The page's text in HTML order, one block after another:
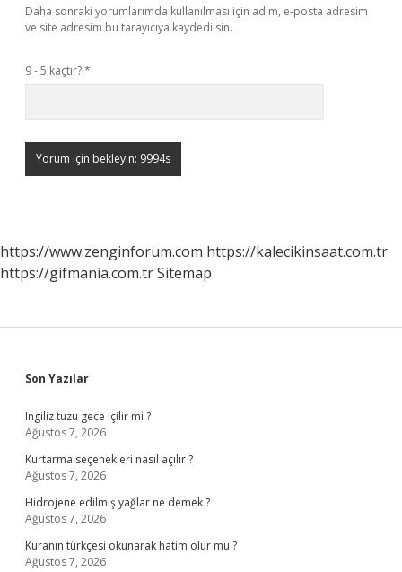
Daha sonraki yorumlarımda kullanılması için adım, e-posta adresim
ve site adresim bu tarayıcıya kaydedilsin.
9 - 5 kaçtır?*
https://www.zenginforum.com https://kalecikinsaat.com.tr
https://gifmania.com.trSitemap
Sidebar
Son Yazılar
Ingiliz tuzu gece içilir mi ?
Ağustos 7, 2026
Kurtarma seçenekleri nasıl açılır ?
Ağustos 7, 2026
Hidrojene edilmiş yağlar ne demek ?
Ağustos 7, 2026
Kuranın türkçesi okunarak hatim olur mu ?
Ağustos 7, 2026